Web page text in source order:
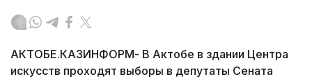
АКТОБЕ.КАЗИНФОРМ- В Актобе в здании Центра
искусств проходят выборы в депутаты Сената